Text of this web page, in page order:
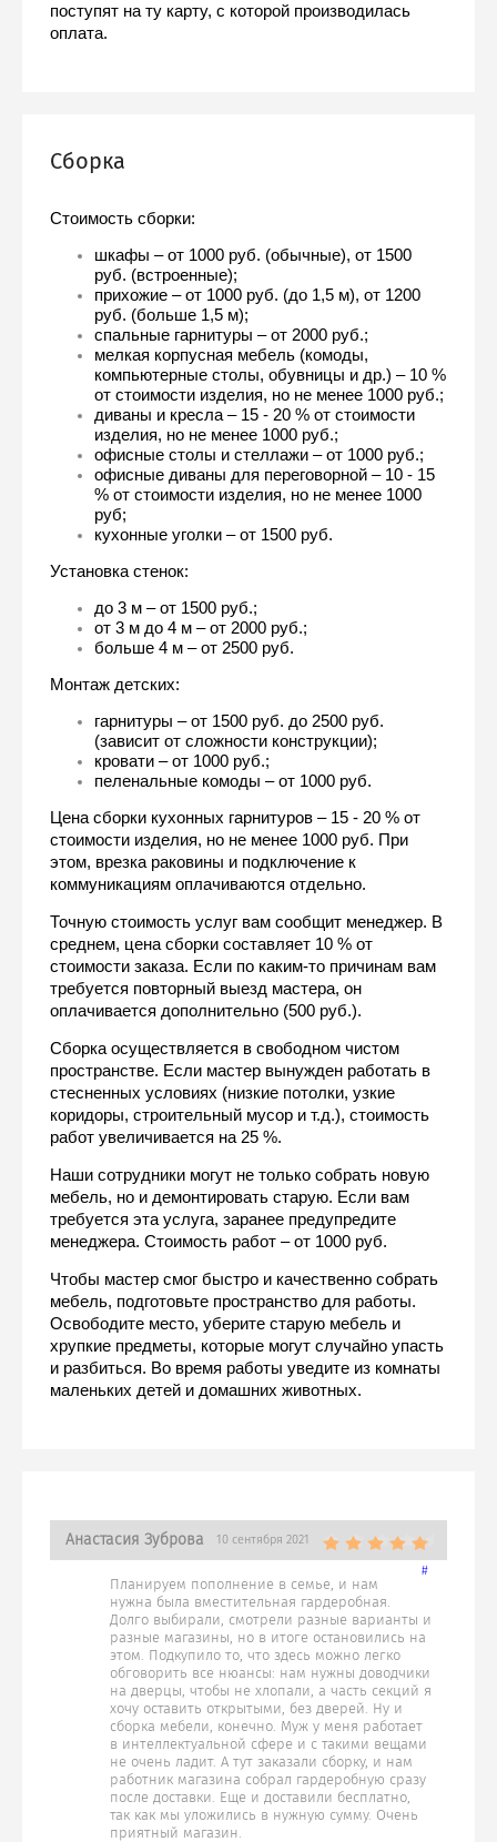
поступят на ту карту, с которой производилась
оплата.
Сборка
Стоимость сборки:
шкафы – от 1000 руб. (обычные), от 1500
руб. (встроенные);
прихожие – от 1000 руб. (до 1,5 м), от 1200
руб. (больше 1,5 м);
спальные гарнитуры – от 2000 руб.;
мелкая корпусная мебель (комоды,
компьютерные столы, обувницы и др.) – 10 %
от стоимости изделия, но не менее 1000 руб.;
диваны и кресла – 15 - 20 % от стоимости
изделия, но не менее 1000 руб.;
офисные столы и стеллажи – от 1000 руб.;
офисные диваны для переговорной – 10 - 15
% от стоимости изделия, но не менее 1000
руб;
кухонные уголки – от 1500 руб.
Установка стенок:
до 3 м – от 1500 руб.;
от 3 м до 4 м – от 2000 руб.;
больше 4 м – от 2500 руб.
Монтаж детских:
гарнитуры – от 1500 руб. до 2500 руб.
(зависит от сложности конструкции);
кровати – от 1000 руб.;
пеленальные комоды – от 1000 руб.
Цена сборки кухонных гарнитуров – 15 - 20 % от
стоимости изделия, но не менее 1000 руб. При
этом, врезка раковины и подключение к
коммуникациям оплачиваются отдельно.
Точную стоимость услуг вам сообщит менеджер. В
среднем, цена сборки составляет 10 % от
стоимости заказа. Если по каким-то причинам вам
требуется повторный выезд мастера, он
оплачивается дополнительно (500 руб.).
Сборка осуществляется в свободном чистом
пространстве. Если мастер вынужден работать в
стесненных условиях (низкие потолки, узкие
коридоры, строительный мусор и т.д.), стоимость
работ увеличивается на 25 %.
Наши сотрудники могут не только собрать новую
мебель, но и демонтировать старую. Если вам
требуется эта услуга, заранее предупредите
менеджера. Стоимость работ – от 1000 руб.
Чтобы мастер смог быстро и качественно собрать
мебель, подготовьте пространство для работы.
Освободите место, уберите старую мебель и
хрупкие предметы, которые могут случайно упасть
и разбиться. Во время работы уведите из комнаты
маленьких детей и домашних животных.
Анастасия Зуброва 10 сентября 2021
#
Планируем пополнение в семье, и нам
нужна была вместительная гардеробная.
Долго выбирали, смотрели разные варианты и
разные магазины, но в итоге остановились на
этом. Подкупило то, что здесь можно легко
обговорить все нюансы: нам нужны доводчики
на дверцы, чтобы не хлопали, а часть секций я
хочу оставить открытыми, без дверей. Ну и
сборка мебели, конечно. Муж у меня работает
в интеллектуальной сфере и с такими вещами
не очень ладит. А тут заказали сборку, и нам
работник магазина собрал гардеробную сразу
после доставки. Еще и доставили бесплатно,
так как мы уложились в нужную сумму. Очень
приятный магазин.